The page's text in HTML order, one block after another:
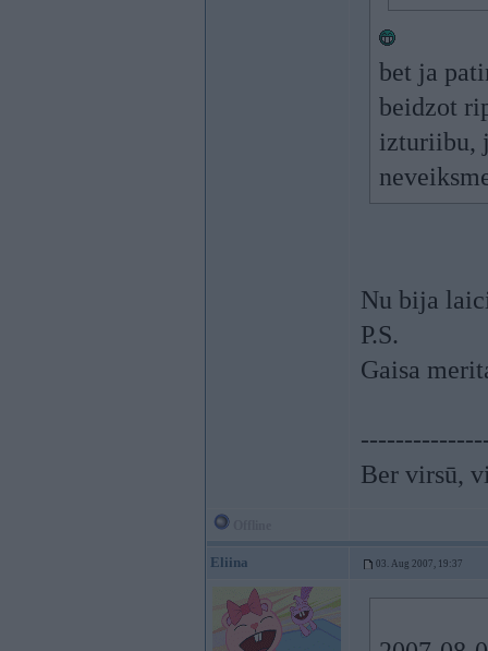
bet ja
beidzot
izturiibu,
Nu bija
P.S.
Gaisa
Ber virsū,
Eliina 03. Aug 2007, 19:37